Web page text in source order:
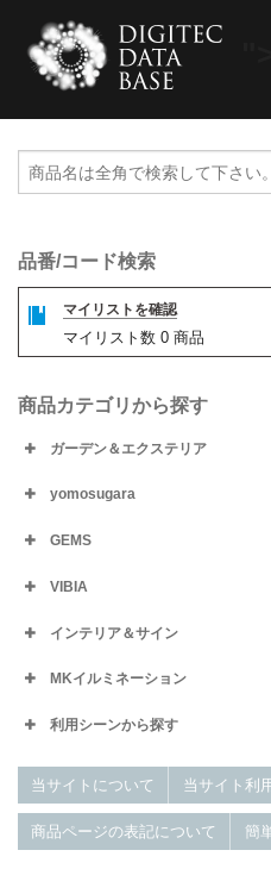
品番/コード検索
マイリストを確認
マイリスト数 0 商品
商品カテゴリから探す
ガーデン＆エクステリア
yomosugara
GEMS
VIBIA
インテリア＆サイン
MKイルミネーション
利用シーンから探す
当サイトについて 当サイト利
商品ページの表記について 簡